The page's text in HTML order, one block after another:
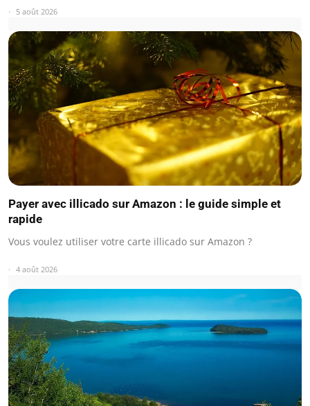
5 août 2026
Payer avec illicado sur Amazon : le guide simple et
rapide
Vous voulez utiliser votre carte illicado sur Amazon ?
4 août 2026